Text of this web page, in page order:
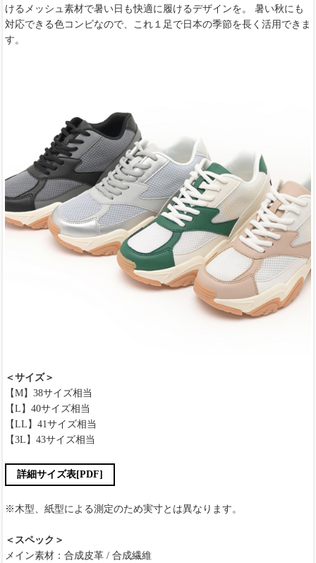
けるメッシュ素材で暑い日も快適に履けるデザインを。 暑い秋にも
対応できる色コンビなので、これ１足で日本の季節を長く活用できま
す。
＜サイズ＞
【M】38サイズ相当
【L】40サイズ相当
【LL】41サイズ相当
【3L】43サイズ相当
詳細サイズ表[PDF]
※木型、紙型による測定のため実寸とは異なります。
＜スペック＞
メイン素材：合成皮革 / 合成繊維